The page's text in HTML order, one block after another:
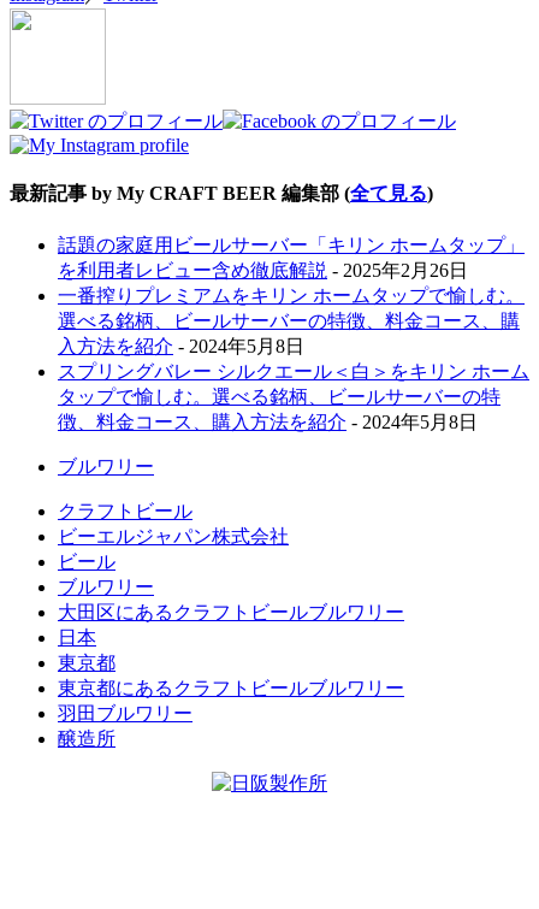
最新記事 by My CRAFT BEER 編集部 (全て見る)
話題の家庭用ビールサーバー「キリン ホームタップ」
を利用者レビュー含め徹底解説 - 2025年2月26日
一番搾りプレミアムをキリン ホームタップで愉しむ。
選べる銘柄、ビールサーバーの特徴、料金コース、購
入方法を紹介 - 2024年5月8日
スプリングバレー シルクエール＜白＞をキリン ホーム
タップで愉しむ。選べる銘柄、ビールサーバーの特
徴、料金コース、購入方法を紹介 - 2024年5月8日
ブルワリー
クラフトビール
ビーエルジャパン株式会社
ビール
ブルワリー
大田区にあるクラフトビールブルワリー
日本
東京都
東京都にあるクラフトビールブルワリー
羽田ブルワリー
醸造所